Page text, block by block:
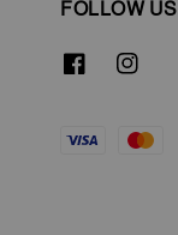
FOLLOW US